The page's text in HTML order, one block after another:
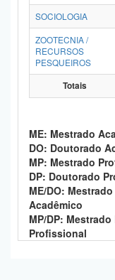
SOCIOLOGIA
ZOOTECNIA /
RECURSOS
PESQUEIROS
Totais
ME: Mestrado
DO: Doutorado
MP: Mestrado
DP: Doutorado
ME/DO:
Acadêmico
MP/DP:
Profissional